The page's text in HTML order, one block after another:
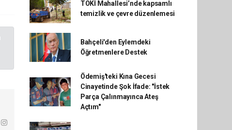
TOKİ Mahallesi’nde kapsamlı
temizlik ve çevre düzenlemesi
Bahçeli'den Eylemdeki
Öğretmenlere Destek
Ödemiş'teki Kına Gecesi
Cinayetinde Şok İfade: "İstek
Parça Çalınmayınca Ateş
Açtım"